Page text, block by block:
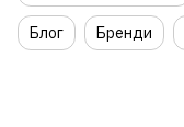
Блог Бренди